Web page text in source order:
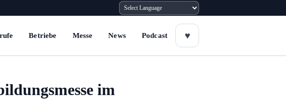
Betriebe Messe News Podcast
im